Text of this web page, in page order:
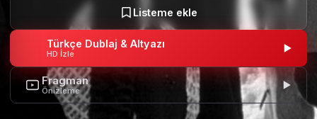
Türkçe Dublaj & Altyazı
HD İzle
Fragman
Önizleme